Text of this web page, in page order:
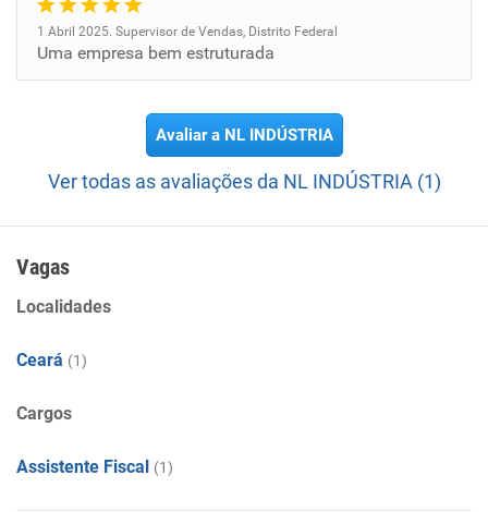
1 Abril 2025. Supervisor de Vendas, Distrito Federal
Uma empresa bem estruturada
Avaliar a NL INDÚSTRIA
Ver todas as avaliações da NL INDÚSTRIA (1)
Vagas
Localidades
Ceará (1)
Cargos
Assistente Fiscal (1)